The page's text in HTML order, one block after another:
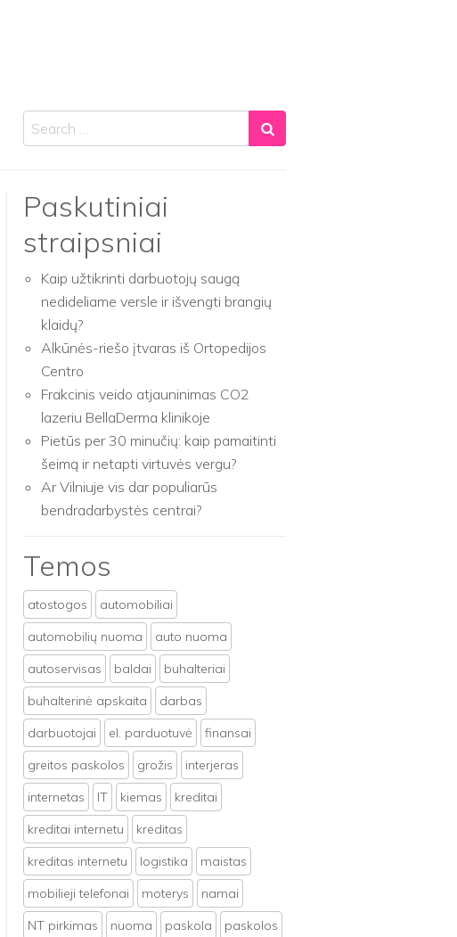
Search
Paskutiniai
straipsniai
Kaip užtikrinti darbuotojų saugą
nedideliame versle ir išvengti brangių
klaidų?
Alkūnės-riešo įtvaras iš Ortopedijos
Centro
Frakcinis veido atjauninimas CO2
lazeriu BellaDerma klinikoje
Pietūs per 30 minučių: kaip pamaitinti
šeimą ir netapti virtuvės vergu?
Ar Vilniuje vis dar populiarūs
bendradarbystės centrai?
Temos
atostogos
automobiliai
automobilių nuoma
auto nuoma
autoservisas
baldai
buhalteriai
buhalterinė apskaita
darbas
darbuotojai
el. parduotuvė
finansai
greitos paskolos
grožis
interjeras
internetas
IT kiemas
kreditai
kreditai internetu
kreditas
kreditas internetu
logistika
maistas
mobilieji telefonai
moterys
namai
NT pirkimas
nuoma paskola
paskolos